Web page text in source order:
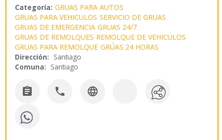
Categoría: GRUAS PARA AUTOS
GRUAS PARA VEHICULOS SERVICIO DE GRUAS
GRUAS DE EMERGENCIA GRUAS 24/7
GRUAS DE REMOLQUES REMOLQUE DE VEHICULOS
GRUAS PARA REMOLQUE GRÚAS 24 HORAS
Dirección: Santiago
Comuna: Santiago
  